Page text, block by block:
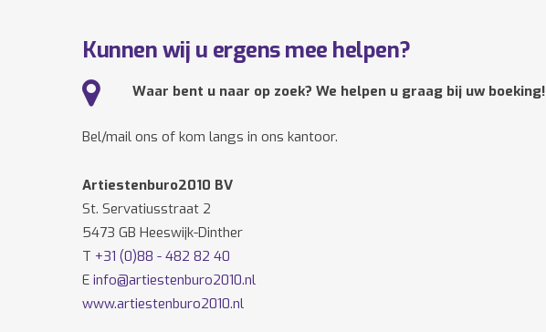
Kunnen wij u ergens mee helpen?
Waar bent u naar op zoek? We helpen u graag bij uw boeking!
Bel/mail ons of kom langs in ons kantoor.
Artiestenburo2010 BV
St. Servatiusstraat 2
5473 GB Heeswijk-Dinther
T +31 (0)88 - 482 82 40
E info@artiestenburo2010.nl
www.artiestenburo2010.nl